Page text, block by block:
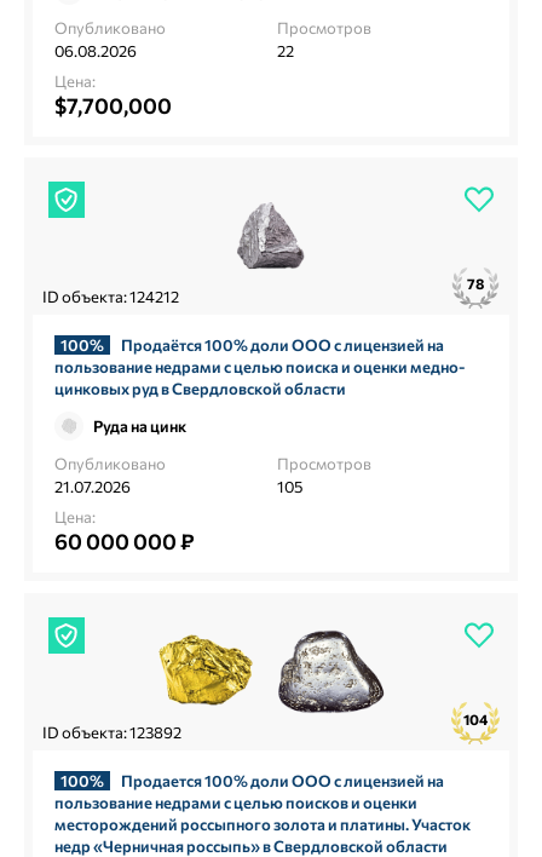
Опубликовано
06.08.2026
Просмотров
22
Цена:
$7,700,000
ID объекта: 124212
78
100%
Продаётся 100% доли ООО с лицензией на
пользование недрами с целью поиска и оценки медно-
цинковых руд в Свердловской области
Руда на цинк
Опубликовано
21.07.2026
Просмотров
105
Цена:
60 000 000 ₽
ID объекта: 123892
104
100%
Продается 100% доли ООО с лицензией на
пользование недрами с целью поисков и оценки
месторождений россыпного золота и платины. Участок
недр «Черничная россыпь» в Свердловской области